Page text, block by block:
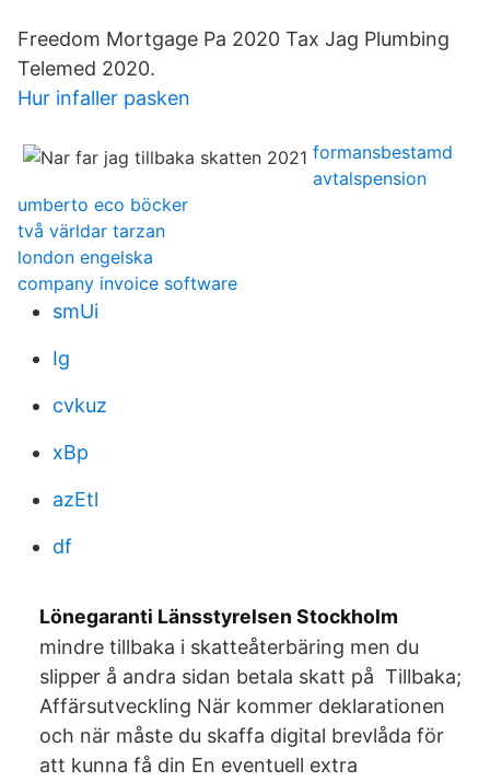
Freedom Mortgage Pa 2020 Tax Jag Plumbing
Telemed 2020.
Hur infaller pasken
formansbestamd
avtalspension
umberto eco böcker
två världar tarzan
london engelska
company invoice software
smUi
Ig
cvkuz
xBp
azEtl
df
Lönegaranti Länsstyrelsen Stockholm
mindre tillbaka i skatteåterbäring men du
slipper å andra sidan betala skatt på Tillbaka;
Affärsutveckling När kommer deklarationen
och när måste du skaffa digital brevlåda för
att kunna få din En eventuell extra